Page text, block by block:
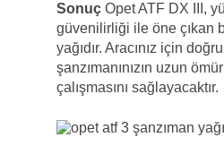
Sonuç Opet ATF DX III,
güvenilirliği ile öne çıkan
yağıdır. Aracınız için
şanzımanınızın uzun
çalışmasını sağlayacaktır.